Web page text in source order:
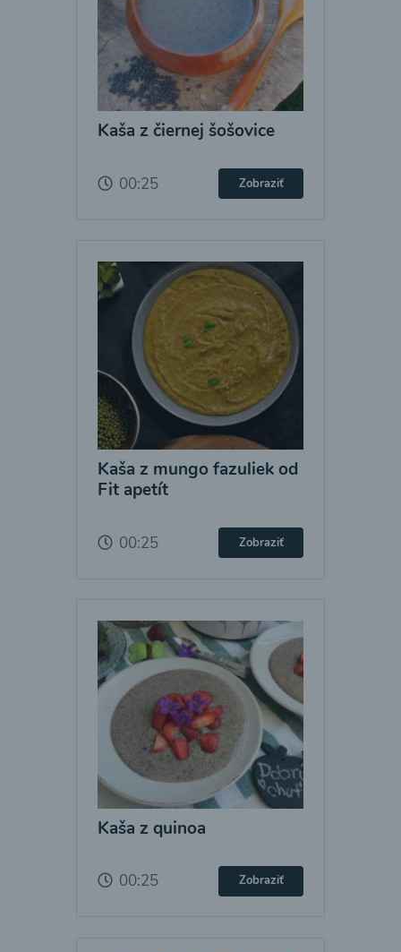
Kaša z čiernej šošovice
00:25 Zobraziť
Kaša z mungo fazuliek od
Fit apetít
00:25 Zobraziť
Kaša z quinoa
00:25 Zobraziť